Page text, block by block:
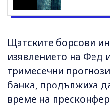
Щатските борсови
изявлението на Фед
тримесечни
банка, продължиха
време на